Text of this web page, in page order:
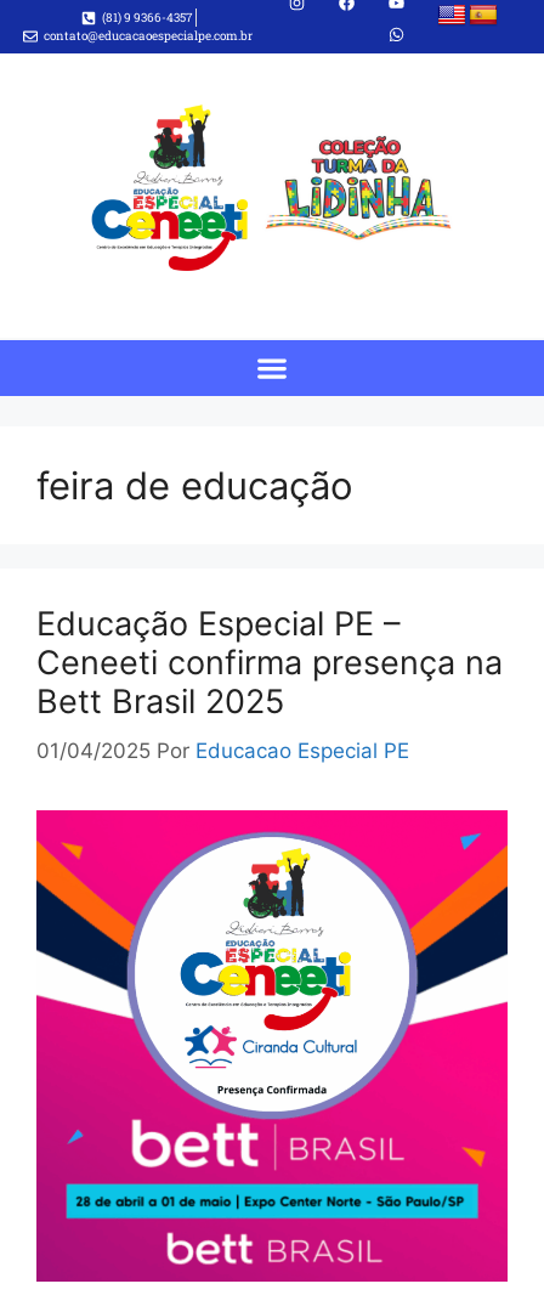
(81) 9 9366-4357
contato@educacaoespecialpe.com.br
feira de educação
Educação Especial PE –
Ceneeti confirma presença na
Bett Brasil 2025
01/04/2025 Por Educacao Especial PE